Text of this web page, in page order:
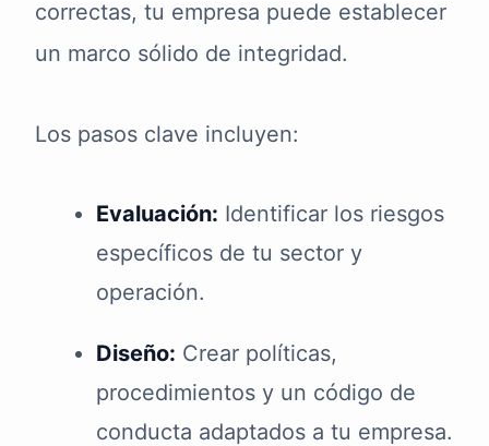
correctas, tu empresa puede establecer
un marco sólido de integridad.
Los pasos clave incluyen:
Evaluación: Identificar los riesgos
específicos de tu sector y
operación.
Diseño: Crear políticas,
procedimientos y un código de
conducta adaptados a tu empresa.